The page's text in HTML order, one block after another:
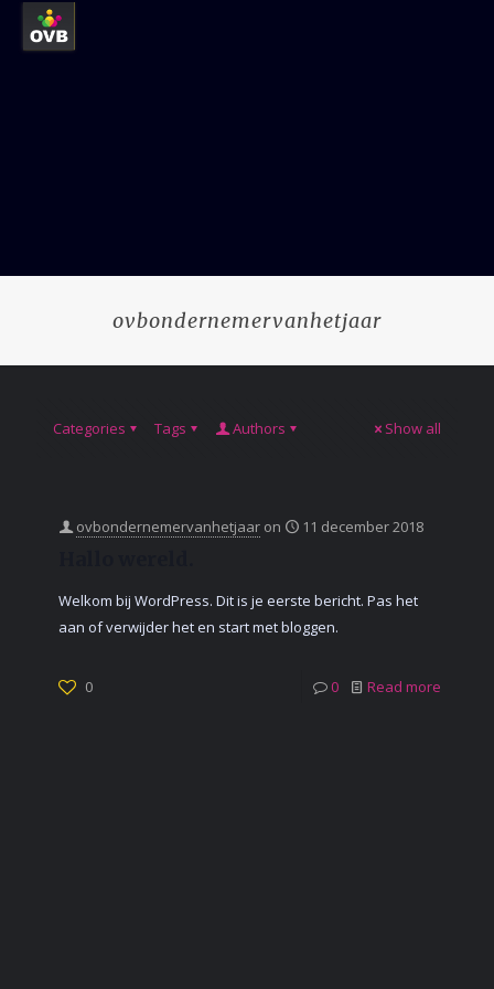
ovbondernemervanhetjaar
Categories Tags Authors Show all
ovbondernemervanhetjaar on 11 december 2018
Welkom bij WordPress. Dit is je eerste bericht. Pas het
aan of verwijder het en start met bloggen.
0 0 Read more